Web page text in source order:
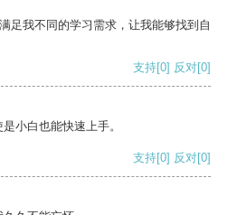
足我不同的学习需求，让我能够找到自
支持[0] 反对[0]
小白也能快速上手。
支持[0] 反对[0]